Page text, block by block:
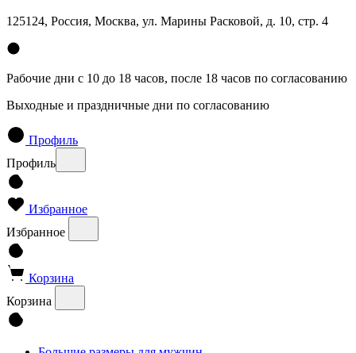
125124, Россия, Москва, ул. Марины Расковой, д. 10, стр. 4
Рабочие дни с 10 до 18 часов, после 18 часов по согласованию
Выходные и праздничные дни по согласованию
Профиль
Профиль
Избранное
Избранное
Корзина
Корзина